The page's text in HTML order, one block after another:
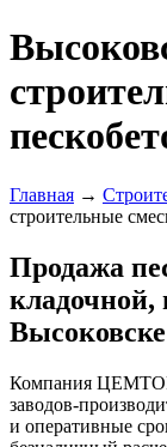
Главная →
строительные
Продажа
кладочной,
Высоковске
Компания
заводов-
и оперативные